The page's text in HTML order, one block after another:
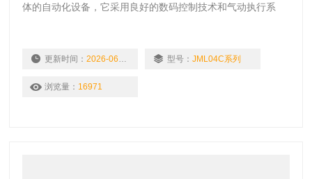
体的自动化设备，它采用良好的数码控制技术和气动执行系
更新时间：2026-06-11 型号：JML04C系列
浏览量： 16971